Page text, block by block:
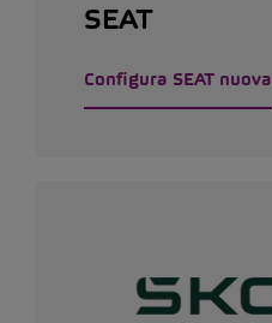
SEAT
Configura SEAT nuova